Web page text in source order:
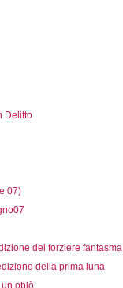
Delitto
07)
del forziere fantasma
della prima luna
oblò